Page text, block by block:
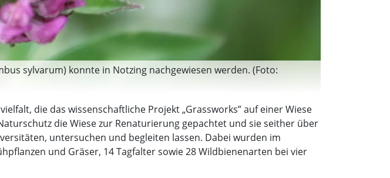
sylvarum) konnte in Notzing nachgewiesen werden. (Foto:
die das wissenschaftliche Projekt „Grassworks” auf einer Wiese
die Wiese zur Renaturierung gepachtet und sie seither über
untersuchen und begleiten lassen. Dabei wurden im
und Gräser, 14 Tagfalter sowie 28 Wildbienenarten bei vier